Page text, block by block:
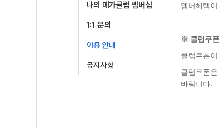
나의 메가클럽 멤버십
1:1 문의
이용 안내
공지사항
멤버혜택
※ 클럽쿠폰
클럽쿠폰
클럽쿠폰
바랍니다.